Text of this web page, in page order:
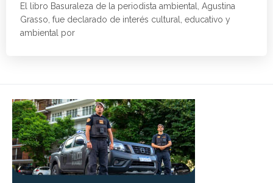
El libro Basuraleza de la periodista ambiental, Agustina
Grasso, fue declarado de interés cultural, educativo y
ambiental por